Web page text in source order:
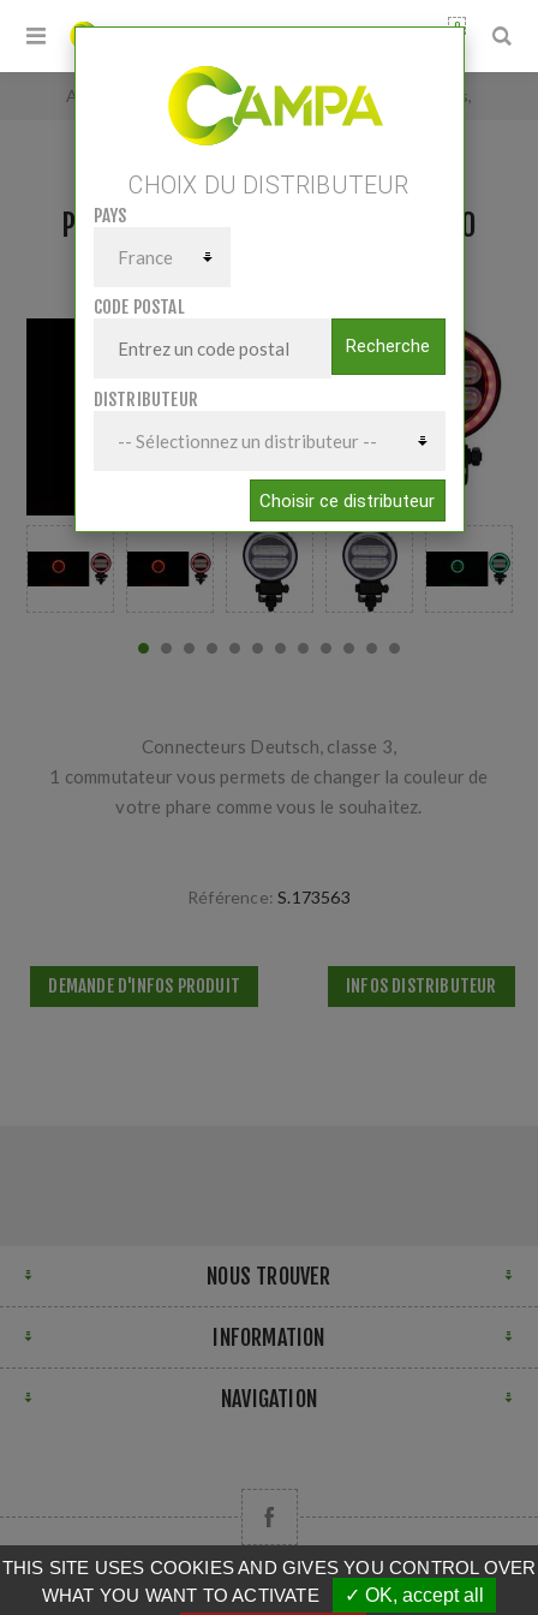
0
Accueil Phare de travail à LED rond 2400 Lumens,
PHARE DE TRAVAIL À LED ROND 2400
Connecteurs Deutsch, classe 3,
1 commutateur vous permets de changer la couleur de
votre phare comme vous le souhaitez.
Référence: S.173563
DEMANDE D'INFOS PRODUIT INFOS DISTRIBUTEUR
NOUS TROUVER
INFORMATION
NAVIGATION
Copyright © 2026 CAMPA. Tous droits réservés.
CHOIX DU DISTRIBUTEUR
PAYS
CODE POSTAL
Recherche
DISTRIBUTEUR
Choisir ce distributeur
THIS SITE USES COOKIES AND GIVES YOU CONTROL OVER
WHAT YOU WANT TO ACTIVATE
✓ OK, accept all